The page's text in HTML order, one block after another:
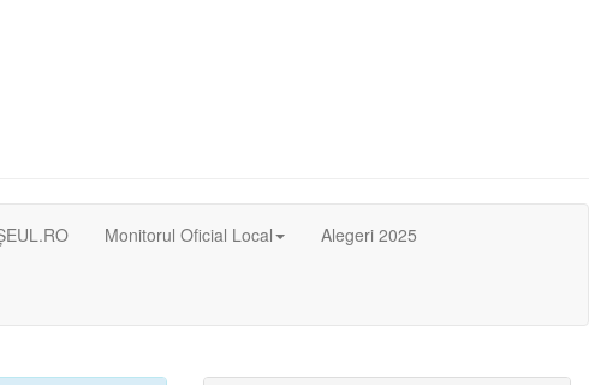
Monitorul Oficial Local Alegeri 2025